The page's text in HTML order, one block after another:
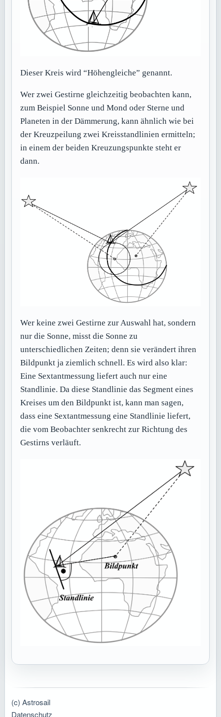
Dieser Kreis wird “Höhengleiche” genannt.
Wer zwei Gestirne gleichzeitig beobachten kann,
zum Beispiel Sonne und Mond oder Sterne und
Planeten in der Dämmerung, kann ähnlich wie bei
der Kreuzpeilung zwei Kreisstandlinien ermitteln;
in einem der beiden Kreuzungspunkte steht er
dann.
Wer keine zwei Gestirne zur Auswahl hat, sondern
nur die Sonne, misst die Sonne zu
unterschiedlichen Zeiten; denn sie verändert ihren
Bildpunkt ja ziemlich schnell. Es wird also klar:
Eine Sextantmessung liefert auch nur eine
Standlinie. Da diese Standlinie das Segment eines
Kreises um den Bildpunkt ist, kann man sagen,
dass eine Sextantmessung eine Standlinie liefert,
die vom Beobachter senkrecht zur Richtung des
Gestirns verläuft.
(c) Astrosail
Datenschutz